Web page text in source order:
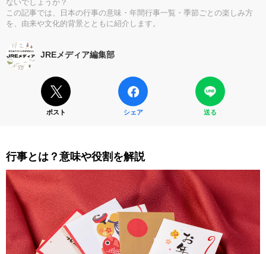
ないでしょうか？
この記事では、日本の行事の意味・年間行事一覧・季節ごとの楽しみ方
を、由来や文化的背景とともに紹介します。
JREメディア編集部
ポスト シェア 送る
行事とは？意味や役割を解説